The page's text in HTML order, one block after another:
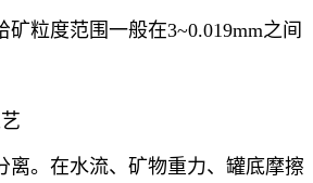
粒度范围一般在3~0.019mm之间
离。在水流、矿物重力、罐底摩擦